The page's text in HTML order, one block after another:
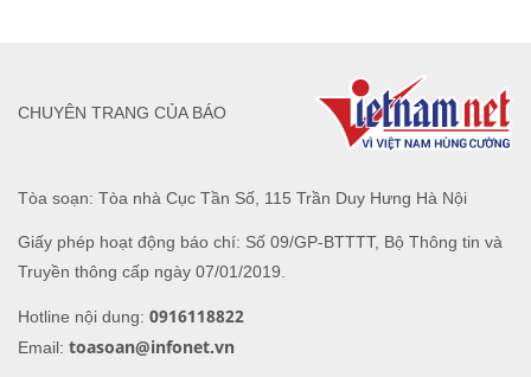
Tòa soạn: Tòa nhà Cục Tần Số, 115 Trần Duy Hưng Hà Nội
Giấy phép hoạt động báo chí: Số 09/GP-BTTTT, Bộ Thông tin và
Truyền thông cấp ngày 07/01/2019.
Hotline nội dung: 0916118822
Email: toasoan@infonet.vn
CHUYÊN TRANG CỦA BÁO